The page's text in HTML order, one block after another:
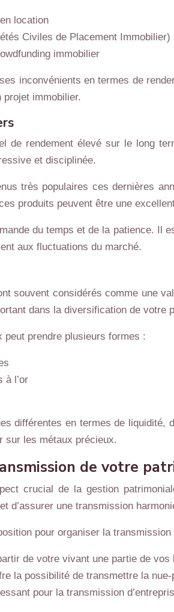
location
Civiles de Placement Immobilier)
immobilier
inconvénients en termes de
immobilier.
de rendement élevé sur le long
et disciplinée.
très populaires ces dernières
produits peuvent être une
du temps et de la patience.
aux fluctuations du marché.
souvent considérés comme une
dans la diversification de votre
peut prendre plusieurs formes :
à l’or
différentes en termes de
sur les métaux précieux.
de votre
crucial de la gestion
d’assurer une transmission
pour organiser la
de votre vivant une partie de
la possibilité de transmettre la
pour la transmission